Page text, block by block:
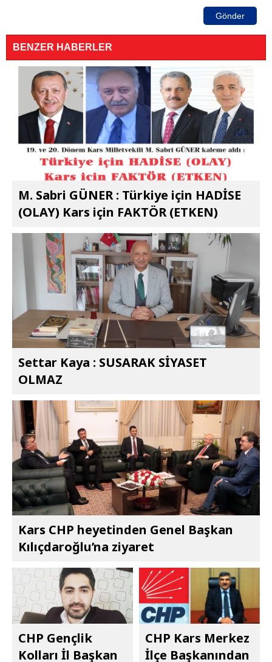
Gönder
BENZER HABERLER
M. Sabri GÜNER : Türkiye için HADİSE
(OLAY) Kars için FAKTÖR (ETKEN)
Settar Kaya : SUSARAK SİYASET
OLMAZ
Kars CHP heyetinden Genel Başkan
Kılıçdaroğlu’na ziyaret
CHP Gençlik
Kolları İl Başkan
CHP Kars Merkez
İlçe Başkanından